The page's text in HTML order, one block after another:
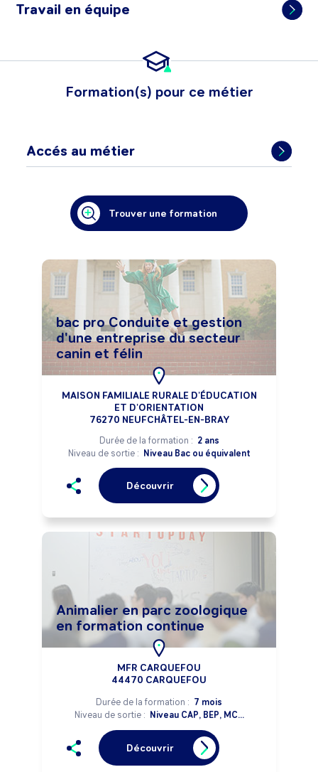
Travail en équipe
Formation(s) pour ce métier
Accés au métier
Trouver une formation
bac pro Conduite et gestion
d'une entreprise du secteur
canin et félin
MAISON FAMILIALE RURALE D'ÉDUCATION
ET D'ORIENTATION
76270 NEUFCHÂTEL-EN-BRAY
Durée de la formation : 2 ans
Niveau de sortie : Niveau Bac ou équivalent
Découvrir
Animalier en parc zoologique
en formation continue
MFR CARQUEFOU
44470 CARQUEFOU
Durée de la formation : 7 mois
Niveau de sortie : Niveau CAP, BEP, MC...
Découvrir